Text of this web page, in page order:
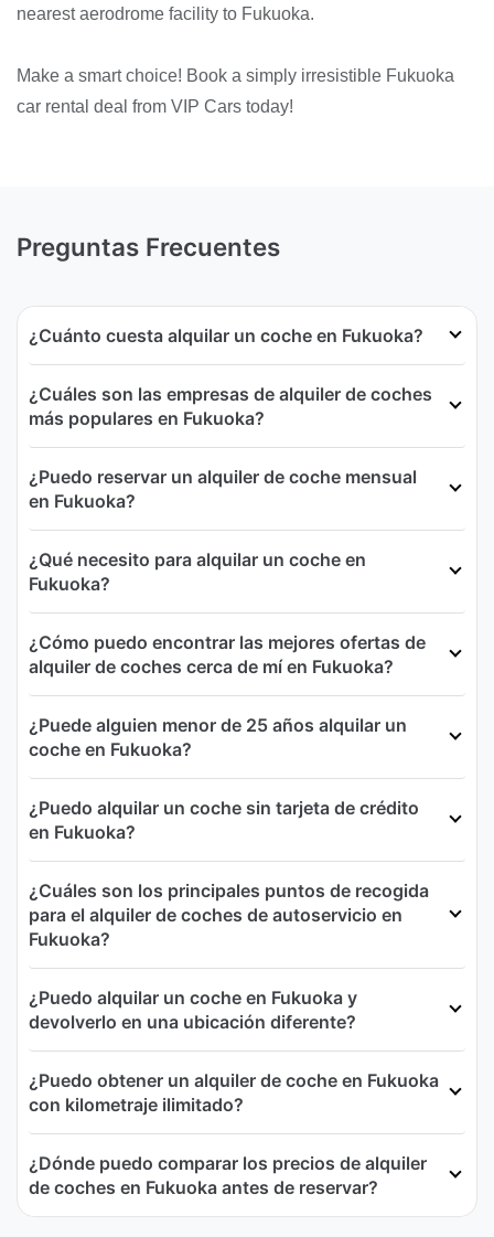
nearest aerodrome facility to Fukuoka.
Make a smart choice! Book a simply irresistible Fukuoka
car rental deal from VIP Cars today!
Preguntas Frecuentes
¿Cuánto cuesta alquilar un coche en Fukuoka?
¿Cuáles son las empresas de alquiler de coches
más populares en Fukuoka?
¿Puedo reservar un alquiler de coche mensual
en Fukuoka?
¿Qué necesito para alquilar un coche en
Fukuoka?
¿Cómo puedo encontrar las mejores ofertas de
alquiler de coches cerca de mí en Fukuoka?
¿Puede alguien menor de 25 años alquilar un
coche en Fukuoka?
¿Puedo alquilar un coche sin tarjeta de crédito
en Fukuoka?
¿Cuáles son los principales puntos de recogida
para el alquiler de coches de autoservicio en
Fukuoka?
¿Puedo alquilar un coche en Fukuoka y
devolverlo en una ubicación diferente?
¿Puedo obtener un alquiler de coche en Fukuoka
con kilometraje ilimitado?
¿Dónde puedo comparar los precios de alquiler
de coches en Fukuoka antes de reservar?